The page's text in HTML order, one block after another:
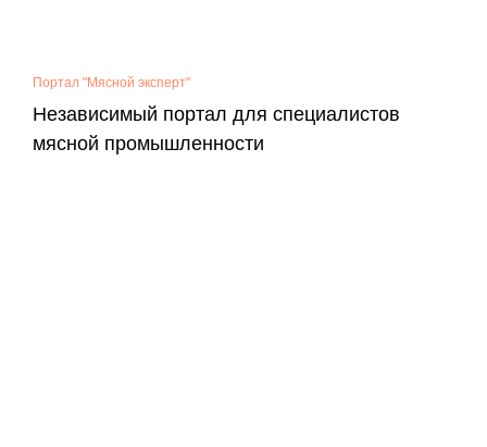
Портал "Мясной эксперт"
Независимый портал для специалистов
мясной промышленности